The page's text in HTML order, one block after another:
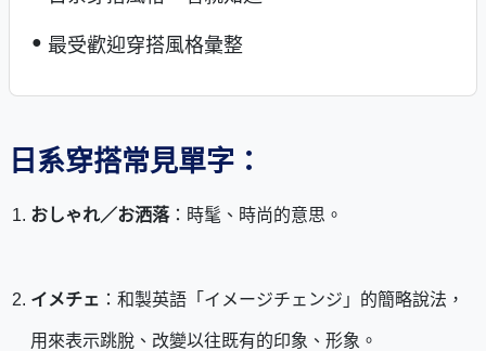
最受歡迎穿搭風格彙整
日系穿搭常見單字：
おしゃれ／お洒落：時髦、時尚的意思。
イメチェ ：和製英語「イメージチェンジ」的簡略說法，
用來表示跳脫、改變以往既有的印象、形象。